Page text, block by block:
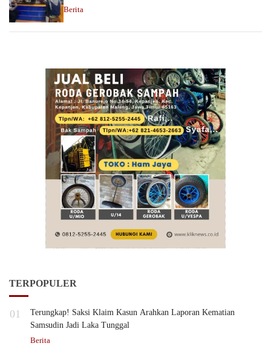
Berita
TERPOPULER
01
Terungkap! Saksi Klaim Kasun Arahkan Laporan Kematian
Samsudin Jadi Laka Tunggal
Berita